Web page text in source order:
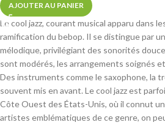
AJOUTER AU PANIER
Le cool jazz, courant musical apparu dans
ramification du bebop. Il se distingue par
mélodique, privilégiant des sonorités
sont modérés, les arrangements soignés
Des instruments comme le saxophone, la
souvent mis en avant. Le cool jazz est
Côte Ouest des États-Unis, où il connut
artistes emblématiques de ce genre, on